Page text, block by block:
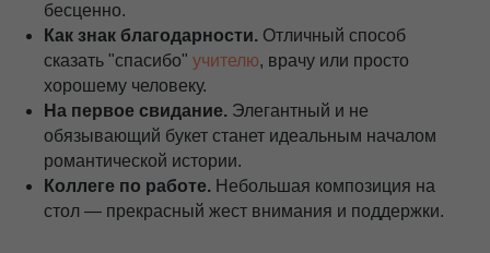
бесценно.
Как знак благодарности. Отличный способ
сказать "спасибо" учителю, врачу или просто
хорошему человеку.
На первое свидание. Элегантный и не
обязывающий букет станет идеальным началом
романтической истории.
Коллеге по работе. Небольшая композиция на
стол — прекрасный жест внимания и поддержки.